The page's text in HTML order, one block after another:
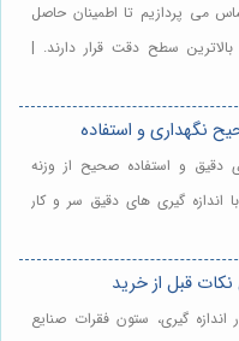
می پردازیم تا اطمینان حاصل
سطح دقت قرار دارند. |
نگهداری و استفاده
دقیق و استفاده صحیح از وزنه
اندازه گیری های دقیق سر و کار
نکات قبل از خرید
اندازه گیری، ستون فقرات صنایع